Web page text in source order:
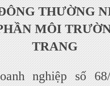
THƯỜNG
MÔI
TRANG
nghiệp số 68/